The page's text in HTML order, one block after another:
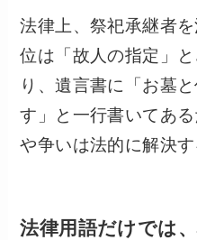
法律上、祭祀承継者
位は「故人の指定」
り、遺言書に「お墓
す」と一行書いてあ
や争いは法的に解決す
法律用語だけでは